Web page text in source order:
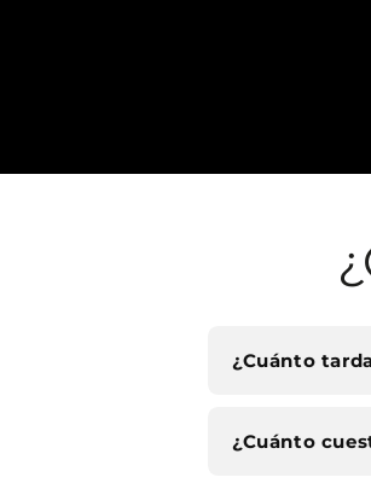
¿Cuánto
¿Cuánto